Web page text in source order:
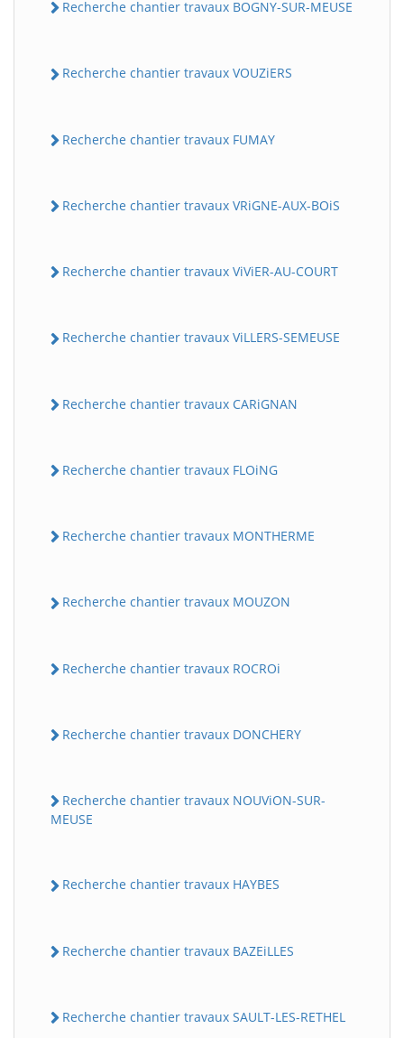
Recherche chantier travaux BOGNY-SUR-MEUSE
Recherche chantier travaux VOUZiERS
Recherche chantier travaux FUMAY
Recherche chantier travaux VRiGNE-AUX-BOiS
Recherche chantier travaux ViViER-AU-COURT
Recherche chantier travaux ViLLERS-SEMEUSE
Recherche chantier travaux CARiGNAN
Recherche chantier travaux FLOiNG
Recherche chantier travaux MONTHERME
Recherche chantier travaux MOUZON
Recherche chantier travaux ROCROi
Recherche chantier travaux DONCHERY
Recherche chantier travaux NOUViON-SUR-
MEUSE
Recherche chantier travaux HAYBES
Recherche chantier travaux BAZEiLLES
Recherche chantier travaux SAULT-LES-RETHEL